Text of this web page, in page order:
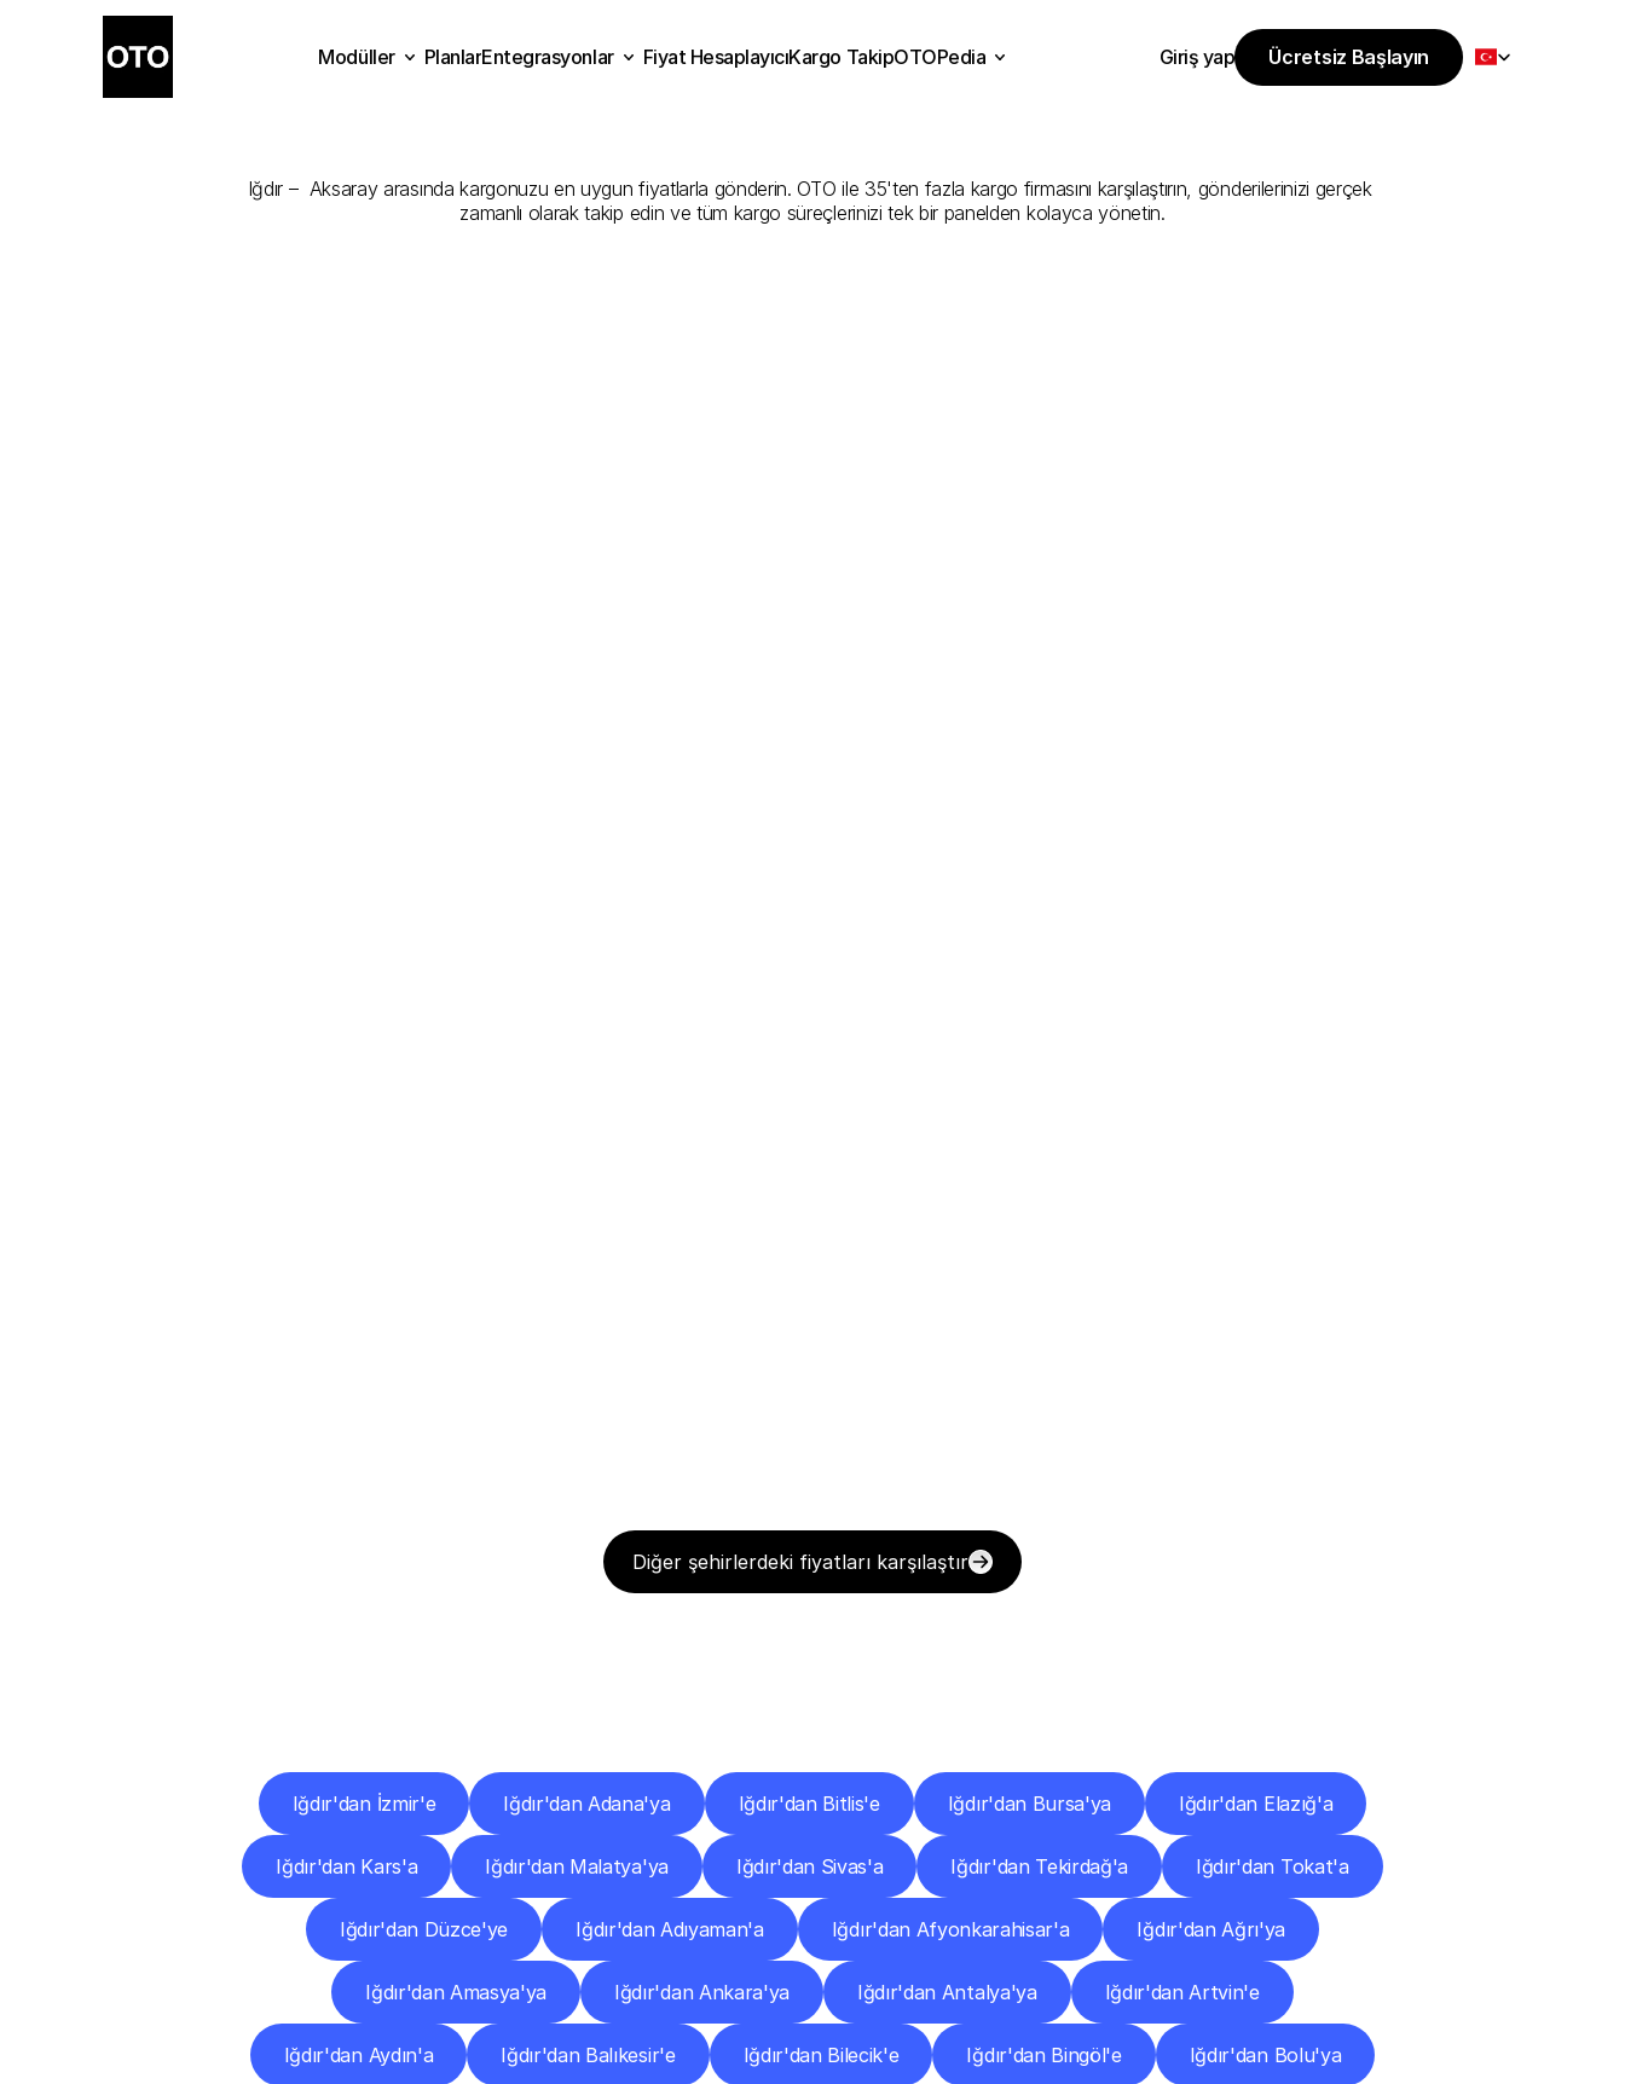
Enİyi
Iğdır –  Aksaray arasında kargonuzu en uygun fiyatlarla gönderin. OTO ile 35'ten fazla kargo firmasını karşılaştırın, gönderilerinizi gerçek
zamanlı olarak takip edin ve tüm kargo süreçlerinizi tek bir panelden kolayca yönetin.
Diğer şehirlerdeki fiyatları karşılaştır
Iğdır'dan İzmir'e Iğdır'dan Adana'ya Iğdır'dan Bitlis'e Iğdır'dan Bursa'ya Iğdır'dan Elazığ'a
Iğdır'dan Kars'a Iğdır'dan Malatya'ya Iğdır'dan Sivas'a Iğdır'dan Tekirdağ'a Iğdır'dan Tokat'a
Iğdır'dan Düzce'ye Iğdır'dan Adıyaman'a Iğdır'dan Afyonkarahisar'a Iğdır'dan Ağrı'ya
Iğdır'dan Amasya'ya Iğdır'dan Ankara'ya Iğdır'dan Antalya'ya Iğdır'dan Artvin'e
Iğdır'dan Aydın'a Iğdır'dan Balıkesir'e Iğdır'dan Bilecik'e Iğdır'dan Bingöl'e Iğdır'dan Bolu'ya
Modüller
PlanlarEntegrasyonlar
Fiyat HesaplayıcıKargo TakipOTOPedia
Giriş yap
Ücretsiz Başlayın
Ücretsiz Başlayın